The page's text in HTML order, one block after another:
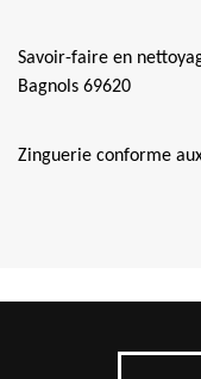
Savoir-faire en
Bagnols 69620
Zinguerie conforme